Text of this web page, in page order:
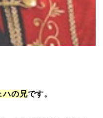
ハの兄です。